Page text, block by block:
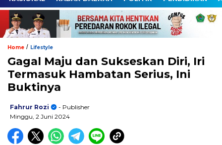
Home / Lifestyle
Gagal Maju dan Sukseskan Diri, Iri
Termasuk Hambatan Serius, Ini
Buktinya
Fahrur Rozi
- Publisher
Minggu, 2 Juni 2024